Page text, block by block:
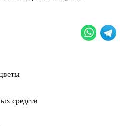
средств